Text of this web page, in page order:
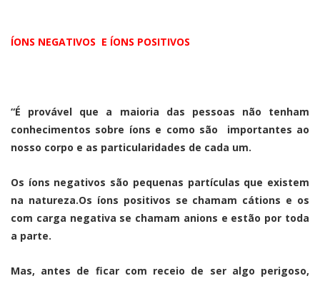
ÍONS NEGATIVOS E ÍONS POSITIVOS
“É provável que a maioria das pessoas não tenham
conhecimentos sobre íons e como são importantes ao
nosso corpo e as particularidades de cada um.
Os íons negativos são pequenas partículas que existem
na natureza.Os íons positivos se chamam cátions e os
com carga negativa se chamam anions e estão por toda
a parte.
Mas, antes de ficar com receio de ser algo perigoso,